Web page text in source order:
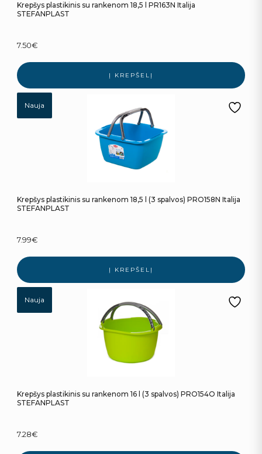
Krepšys plastikinis su rankenom 18,5 l PR163N Italija
STEFANPLAST
7.50€
Į KREPŠELĮ
Nauja
Krepšys plastikinis su rankenom 18,5 l (3 spalvos) PRO158N Italija
STEFANPLAST
7.99€
Į KREPŠELĮ
Nauja
Krepšys plastikinis su rankenom 16 l (3 spalvos) PRO154O Italija
STEFANPLAST
7.28€